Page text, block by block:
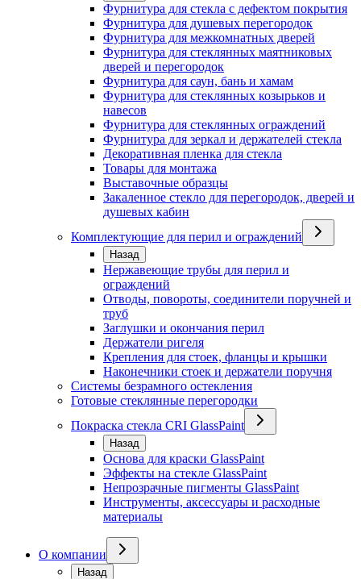
Фурнитура для стекла с дефектом покрытия
Фурнитура для душевых перегородок
Фурнитура для межкомнатных дверей
Фурнитура для стеклянных маятниковых
дверей и перегородок
Фурнитура для саун, бань и хамам
Фурнитура для стеклянных козырьков и
навесов
Фурнитура для стеклянных ограждений
Фурнитура для зеркал и держателей стекла
Декоративная пленка для стекла
Товары для монтажа
Выставочные образцы
Закаленное стекло для перегородок, дверей и
душевых кабин
Комплектующие для перил и ограждений
Назад
Нержавеющие трубы для перил и
ограждений
Отводы, повороты, соединители поручней и
труб
Заглушки и окончания перил
Держатели ригеля
Крепления для стоек, фланцы и крышки
Наконечники стоек и держатели поручня
Системы безрамного остекления
Готовые стеклянные перегородки
Покраска стекла CRI GlassPaint
Назад
Основа для краски GlassPaint
Эффекты на стекле GlassPaint
Непрозрачные пигменты GlassPaint
Инструменты, аксессуары и расходные
материалы
О компании
Назад